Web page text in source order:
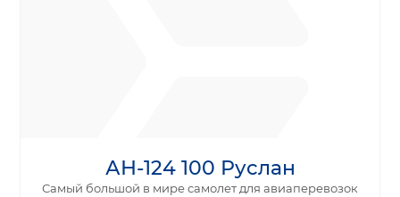
АН-124 100 Руслан
Самый большой в мире самолет для авиаперевозок